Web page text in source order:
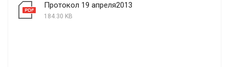
Протокол 19 апреля2013
184.30 KB